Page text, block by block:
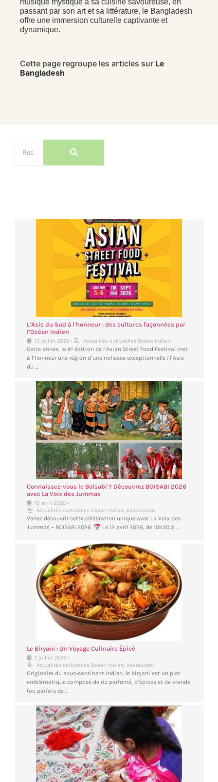
musique mystique à sa cuisine savoureuse, en
passant par son art et sa littérature, le Bangladesh
offre une immersion culturelle captivante et
dynamique.
Cette page regroupe les articles sur Le
Bangladesh
L’Asie du Sud à l’honneur : des cultures façonnées par
l’Océan Indien
13 juillet 2026 • Actualités culturelles Océan Indien
Cette année, la 6ᵉ édition de l’Asian Street Food Festival met
à l’honneur une région d’une richesse exceptionnelle : l’Asie
du …
Connaissez-vous le Boisabi ? Découvrez BOISABI 2026
avec La Voix des Jummas
10 avril 2026 •
Actualités culturelles Océan Indien, Association
Venez découvrir cette célébration unique avec La Voix des
Jummas – BOISABI 2026
Le 12 avril 2026, de 10h30 à …
Le Biryani : Un Voyage Culinaire Épicé
7 juillet 2025 •
Actualités culturelles Océan Indien, Restaurant
Originaire du sous-continent indien, le biryani est un plat
emblématique composé de riz parfumé, d’épices et de viande
(ou parfois de …